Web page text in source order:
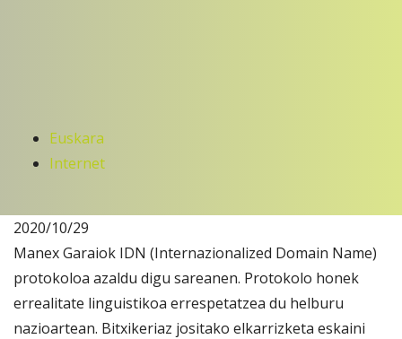
Euskara
Internet
2020/10/29
Manex Garaiok IDN (Internazionalized Domain Name)
protokoloa azaldu digu sareanen. Protokolo honek
errealitate linguistikoa errespetatzea du helburu
nazioartean. Bitxikeriaz jositako elkarrizketa eskaini